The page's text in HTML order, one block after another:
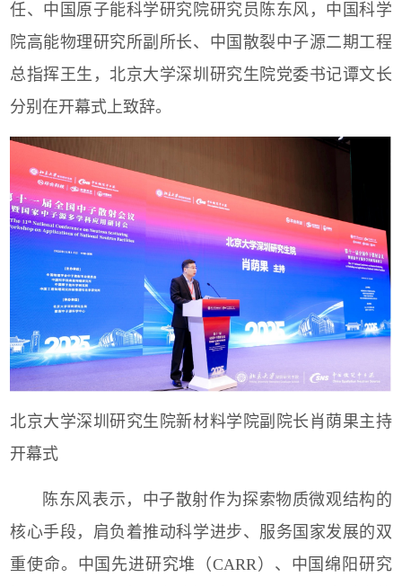
任、中国原子能科学研究院研究员陈东风，中国科学
院高能物理研究所副所长、中国散裂中子源二期工程
总指挥王生，北京大学深圳研究生院党委书记谭文长
分别在开幕式上致辞。
北京大学深圳研究生院新材料学院副院长肖荫果主持
开幕式
陈东风表示，中子散射作为探索物质微观结构的
核心手段，肩负着推动科学进步、服务国家发展的双
重使命。中国先进研究堆（CARR）、中国绵阳研究